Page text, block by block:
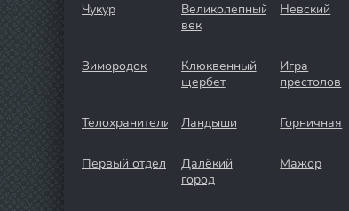
Чукур
Великолепный
век
Невский
Зимородок
Клюквенный
щербет
Игра
престолов
Телохранители Ландыши Горничная
Первый отдел
Далёкий
город
Мажор